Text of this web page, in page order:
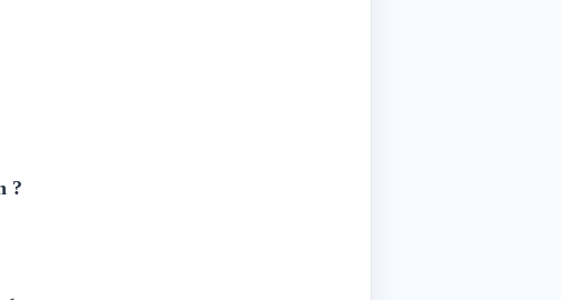
? moet ik een bloedonderzoek doen